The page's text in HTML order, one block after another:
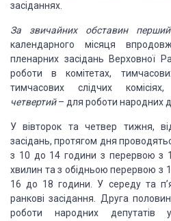
засіданнях.
За звичайних обставин
календарного місяця впродовж
пленарних засідань Верховної
роботи в комітетах,
тимчасових слідчих
четвертий– для роботи народних
У вівторок та четвер тижня,
засідань, протягом дня
з 10 до 14 години з перервою з
хвилин та з обідньою перервою з
16 до 18 години. У середу та
ранкові засідання. Друга
роботи народних депутатів у